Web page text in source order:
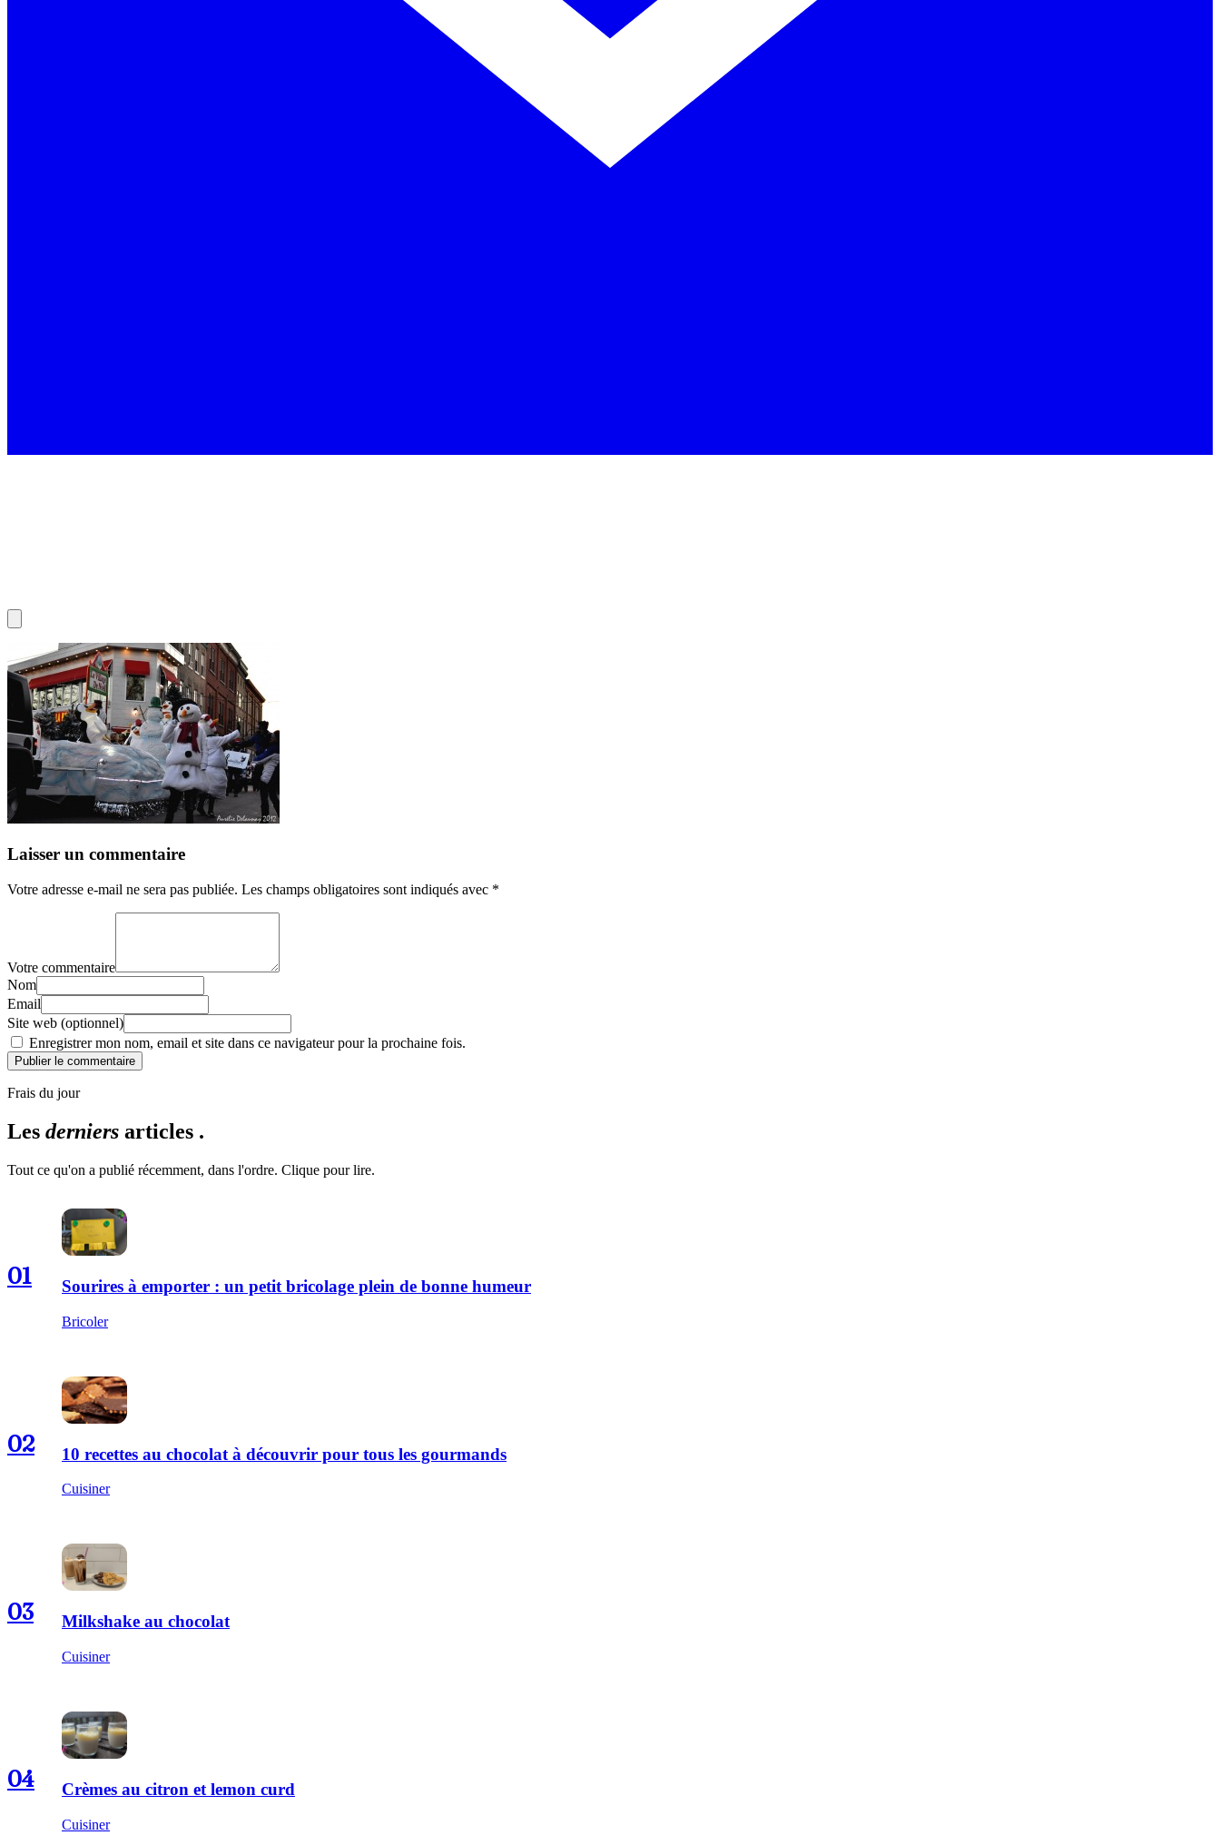
Laisser un commentaire
Votre adresse e-mail ne sera pas publiée. Les champs obligatoires sont indiqués avec *
Votre commentaire
Nom
Email
Site web (optionnel)
Enregistrer mon nom, email et site dans ce navigateur pour la prochaine fois.
Publier le commentaire
Frais du jour
Les derniers articles .
Tout ce qu'on a publié récemment, dans l'ordre. Clique pour lire.
01 Sourires à emporter : un petit bricolage plein de bonne humeur
Bricoler
02 10 recettes au chocolat à découvrir pour tous les gourmands
Cuisiner
03 Milkshake au chocolat
Cuisiner
04 Crèmes au citron et lemon curd
Cuisiner